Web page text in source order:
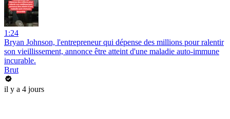
1:24
Bryan Johnson, l'entrepreneur qui dépense des millions pour ralentir
son vieillissement, annonce être atteint d'une maladie auto-immune
incurable.
Brut
il y a 4 jours